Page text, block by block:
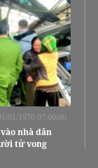
01/1970 07:00:00
nhà dân
tử vong